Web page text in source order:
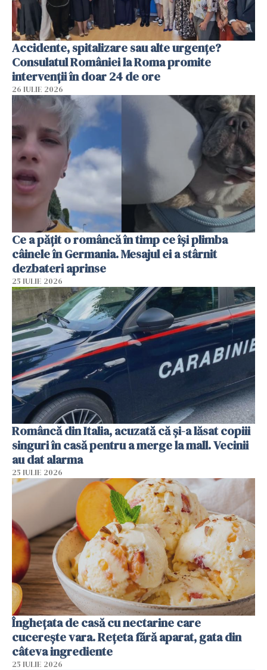
Accidente, spitalizare sau alte urgențe?
Consulatul României la Roma promite
intervenții în doar 24 de ore
26 IULIE 2026
Ce a pățit o româncă în timp ce își plimba
câinele în Germania. Mesajul ei a stârnit
dezbateri aprinse
25 IULIE 2026
Româncă din Italia, acuzată că și-a lăsat copiii
singuri în casă pentru a merge la mall. Vecinii
au dat alarma
25 IULIE 2026
Înghețata de casă cu nectarine care
cucerește vara. Rețeta fără aparat, gata din
câteva ingrediente
25 IULIE 2026